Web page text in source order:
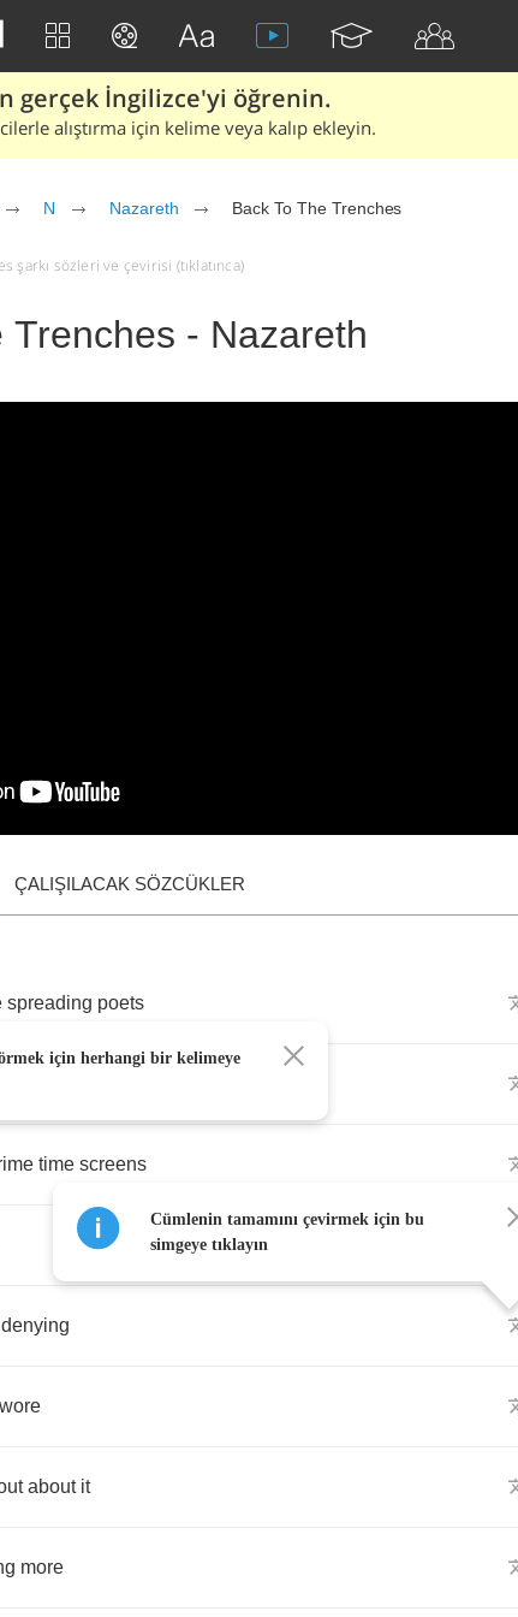
gerçek İngilizce'yi öğrenin.
alıştırma için kelime veya kalıp ekleyin.
N Nazareth Back To The Trenches
şarkı sözleri ve çevirisi (tıklatınca)
Trenches - Nazareth
ÇALIŞILACAK SÖZCÜKLER
spreading poets
time screens
denying
about it
more
için herhangi bir kelimeye
Cümlenin tamamını çevirmek için bu
simgeye tıklayın